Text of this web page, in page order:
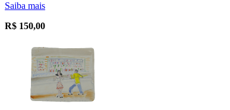
Saiba mais
R$ 150,00